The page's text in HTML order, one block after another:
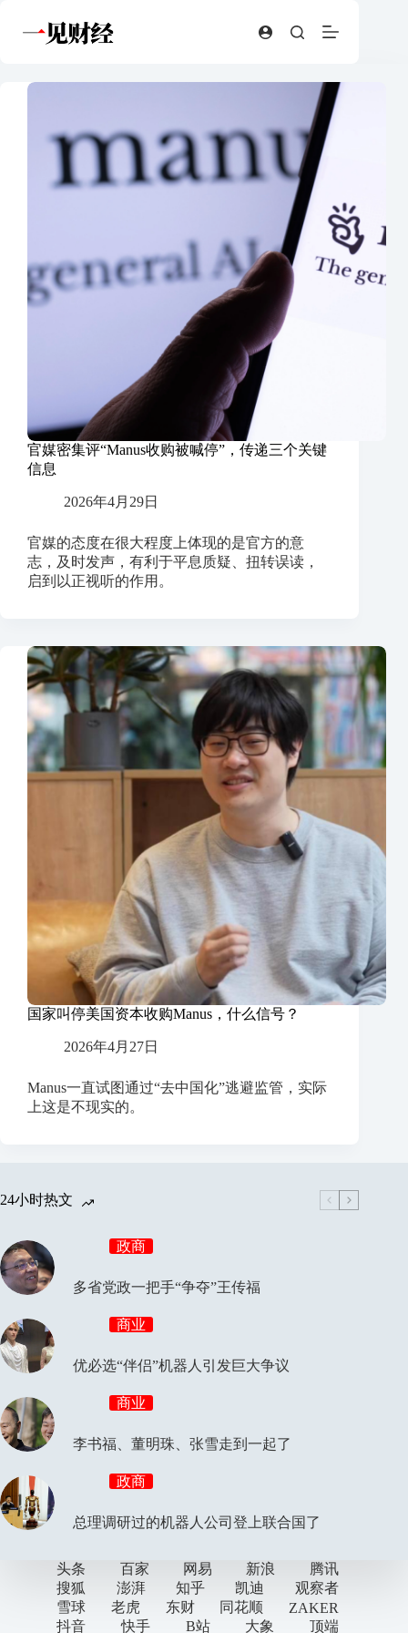
官媒密集评“Manus收购被喊停”，传递三个关键
信息
2026年4月29日
官媒的态度在很大程度上体现的是官方的意
志，及时发声，有利于平息质疑、扭转误读，
启到以正视听的作用。
国家叫停美国资本收购Manus，什么信号？
2026年4月27日
Manus一直试图通过“去中国化”逃避监管，实际
上这是不现实的。
24小时热文
政商
多省党政一把手“争夺”王传福
商业
优必选“伴侣”机器人引发巨大争议
商业
李书福、董明珠、张雪走到一起了
政商
总理调研过的机器人公司登上联合国了
头条 百家 网易 新浪
腾讯
搜狐
澎湃 知乎 凯迪
观察者
雪球
老虎 东财 同花顺
ZAKER
抖音
快手 B站 大象 顶端